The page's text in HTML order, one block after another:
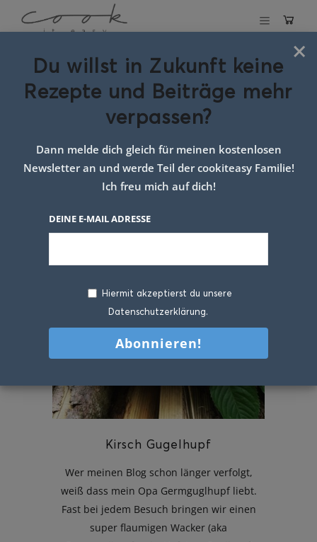
Schlagwort:
Hefeteig Rezept
Kirsch Gugelhupf
Wer meinen Blog schon länger verfolgt,
weiß dass mein Opa Germguglhupf liebt.
Fast bei jedem Besuch bringen wir einen
super flaumigen Wacker (aka
×
Du willst in Zukunft keine
Rezepte und Beiträge mehr
verpassen?
Dann melde dich gleich für meinen kostenlosen
Newsletter an und werde Teil der cookiteasy Familie!
Ich freu mich auf dich!
DEINE E-MAIL ADRESSE
Hiermit akzeptierst du unsere
Datenschutzerklärung.